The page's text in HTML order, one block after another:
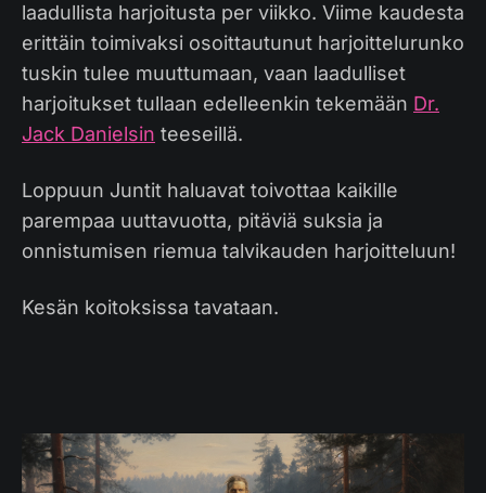
laadullista harjoitusta per viikko. Viime kaudesta
erittäin toimivaksi osoittautunut harjoittelurunko
tuskin tulee muuttumaan, vaan laadulliset
harjoitukset tullaan edelleenkin tekemään Dr.
Jack Danielsin teeseillä.
Loppuun Juntit haluavat toivottaa kaikille
parempaa uuttavuotta, pitäviä suksia ja
onnistumisen riemua talvikauden harjoitteluun!
Kesän koitoksissa tavataan.